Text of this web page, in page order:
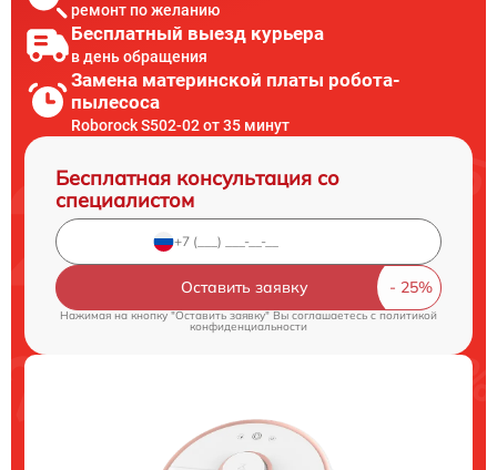
ремонт по желанию
Бесплатный выезд курьера
в день обращения
Замена материнской платы робота-
пылесоса
Roborock S502-02 от 35 минут
Бесплатная консультация со
специалистом
Оставить заявку
Нажимая на кнопку "Оставить заявку" Вы соглашаетесь cполитикой
конфиденциальности